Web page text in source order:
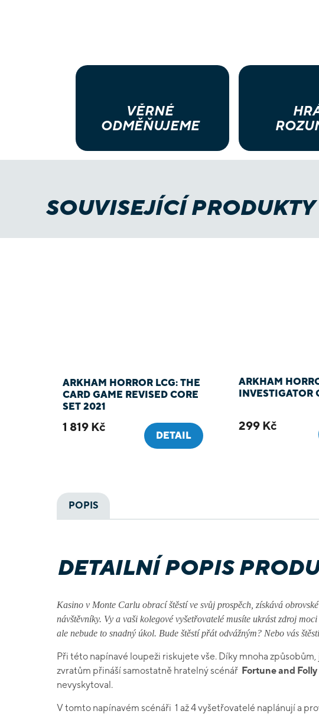
VĚRNÉ
ODMĚŇUJEME
SOUVISEJÍCÍ PRODUKTY
ARKHAM HORROR LCG: THE
CARD GAME REVISED CORE
SET 2021
1 819 Kč
DETAIL
ARKHAM
INVESTIGATOR
299 Kč
POPIS
DETAILNÍ POPIS
Kasino v Monte Carlu obrací štěstí ve svůj prospěch, získává
návštěvníky. Vy a vaši kolegové vyšetřovatelé musíte ukrást zdroj
ale nebude to snadný úkol. Bude štěstí přát odvážným? Nebo vás
Při této napínavé loupeži riskujete vše. Díky mnoha
zvratům přináší samostatně hratelný scénář Fortune and Folly
nevyskytoval.
V tomto napínavém scénáři 1 až 4 vyšetřovatelé naplánují a